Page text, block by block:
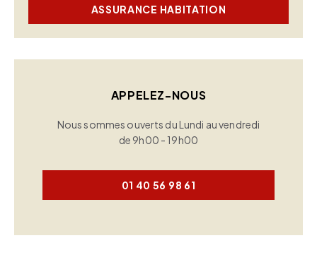
ASSURANCE HABITATION
APPELEZ-NOUS
Nous sommes ouverts du Lundi au vendredi
de 9h00 - 19h00
01 40 56 98 61